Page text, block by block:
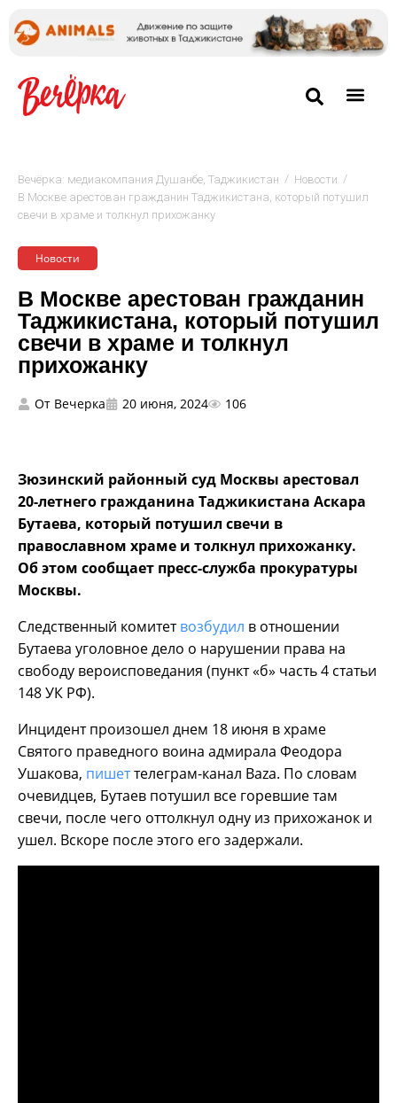
Вечёрка: медиакомпания Душанбе, Таджикистан / Новости /
В Москве арестован гражданин Таджикистана, который потушил
свечи в храме и толкнул прихожанку
Новости
В Москве арестован гражданин
Таджикистана, который потушил
свечи в храме и толкнул
прихожанку
От Вечерка 20 июня, 2024 106
Зюзинский районный суд Москвы арестовал
20-летнего гражданина Таджикистана Аскара
Бутаева, который потушил свечи в
православном храме и толкнул прихожанку.
Об этом сообщает пресс-служба прокуратуры
Москвы.
Следственный комитетвозбудил в отношении
Бутаева уголовное дело о нарушении права на
свободу вероисповедания (пункт «б» часть 4 статьи
148 УК РФ).
Инцидент произошел днем 18 июня в храме
Святого праведного воина адмирала Феодора
Ушакова, пишеттелеграм-канал Baza. По словам
очевидцев, Бутаев потушил все горевшие там
свечи, после чего оттолкнул одну из прихожанок и
ушел. Вскоре после этого его задержали.